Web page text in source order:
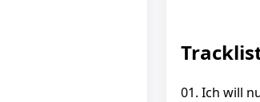
01. Ich will